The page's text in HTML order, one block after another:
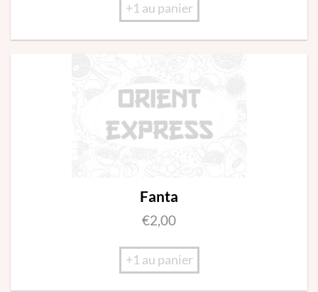
+1 au panier
Fanta
€2,00
+1 au panier